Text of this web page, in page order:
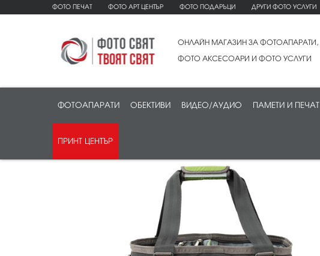
ФОТО ПЕЧАТ ФОТО АРТ ЦЕНТЪР ФОТО ПОДАРЪЦИ ДРУГИ ФОТО УСЛУГИ
ОНЛАЙН МАГАЗИН ЗА ФОТОАПАРАТИ,
ФОТО АКСЕСОАРИ И ФОТО УСЛУГИ
ФОТОАПАРАТИ ОБЕКТИВИ ВИДЕО/АУДИО ПАМЕТИ И ПЕЧАТ
ПРИНТ ЦЕНТЪР